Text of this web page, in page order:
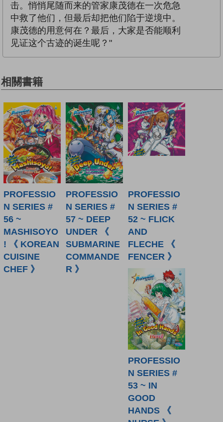
击。悄悄尾随而来的管家康茂德在一次危急
中救了他们，但最后却把他们陷于逆境中。
康茂德的用意何在？最后，大家是否能顺利
见证这个古迹的诞生呢？"
相關書籍
PROFESSIO
N SERIES #
56 ~
MASHISOYO
! 《 KOREAN
CUISINE
CHEF 》
PROFESSIO
N SERIES #
57 ~ DEEP
UNDER 《
SUBMARINE
COMMANDE
R 》
PROFESSIO
N SERIES #
52 ~ FLICK
AND
FLECHE 《
FENCER 》
PROFESSIO
N SERIES #
53 ~ IN
GOOD
HANDS 《